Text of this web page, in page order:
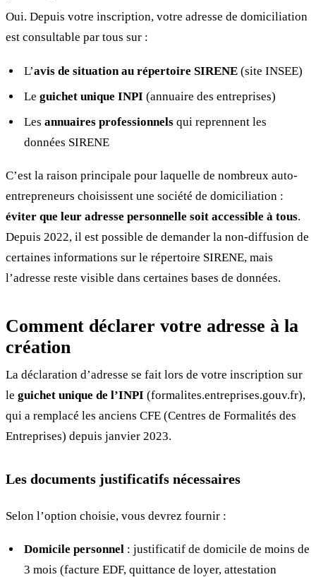
Oui. Depuis votre inscription, votre adresse de domiciliation
est consultable par tous sur :
L’avis de situation au répertoire SIRENE(site INSEE)
Le guichet unique INPI (annuaire des entreprises)
Les annuaires professionnelsqui reprennent les
données SIRENE
C’est la raison principale pour laquelle de nombreux auto-
entrepreneurs choisissent une société de domiciliation :
éviter que leur adresse personnelle soit accessible à tous.
Depuis 2022, il est possible de demander la non-diffusion de
certaines informations sur le répertoire SIRENE, mais
l’adresse reste visible dans certaines bases de données.
Comment déclarer votre adresse à la
création
La déclaration d’adresse se fait lors de votre inscription sur
le guichet unique de l’INPI (formalites.entreprises.gouv.fr),
qui a remplacé les anciens CFE (Centres de Formalités des
Entreprises) depuis janvier 2023.
Les documents justificatifs nécessaires
Selon l’option choisie, vous devrez fournir :
Domicile personnel: justificatif de domicile de moins de
3 mois (facture EDF, quittance de loyer, attestation